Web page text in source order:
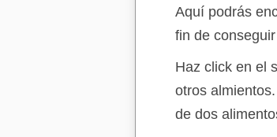
Aquí podrás
fin de
Haz click en el
otros
de dos